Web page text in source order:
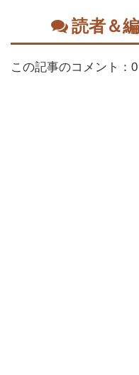
読者＆
この記事のコメント：